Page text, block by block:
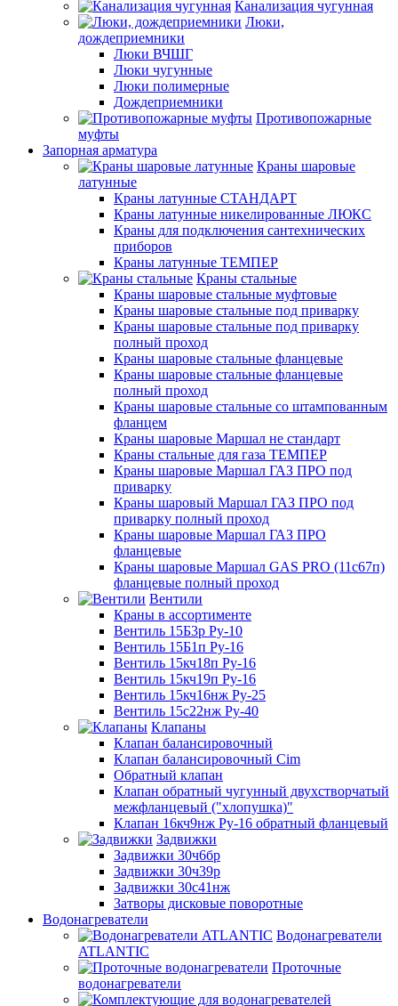
Канализация чугунная
Люки,
дождеприемники
Люки ВЧШГ
Люки чугунные
Люки полимерные
Дождеприемники
Противопожарные
муфты
Запорная арматура
Краны шаровые
латунные
Краны латунные СТАНДАРТ
Краны латунные никелированные ЛЮКС
Краны для подключения сантехнических
приборов
Краны латунные ТЕМПЕР
Краны стальные
Краны шаровые стальные муфтовые
Краны шаровые стальные под приварку
Краны шаровые стальные под приварку
полный проход
Краны шаровые стальные фланцевые
Краны шаровые стальные фланцевые
полный проход
Краны шаровые стальные со штампованным
фланцем
Краны шаровые Маршал не стандарт
Краны стальные для газа ТЕМПЕР
Краны шаровые Маршал ГАЗ ПРО под
приварку
Краны шаровый Маршал ГАЗ ПРО под
приварку полный проход
Краны шаровые Маршал ГАЗ ПРО
фланцевые
Краны шаровые Маршал GAS PRO (11с67п)
фланцевые полный проход
Вентили
Краны в ассортименте
Вентиль 15Б3р Ру-10
Вентиль 15Б1п Ру-16
Вентиль 15кч18п Ру-16
Вентиль 15кч19п Ру-16
Вентиль 15кч16нж Ру-25
Вентиль 15с22нж Ру-40
Клапаны
Клапан балансировочный
Клапан балансировочный Cim
Обратный клапан
Клапан обратный чугунный двухстворчатый
межфланцевый ("хлопушка)"
Клапан 16кч9нж Ру-16 обратный фланцевый
Задвижки
Задвижки 30ч6бр
Задвижки 30ч39р
Задвижки 30с41нж
Затворы дисковые поворотные
Водонагреватели
Водонагреватели
ATLANTIC
Проточные
водонагреватели